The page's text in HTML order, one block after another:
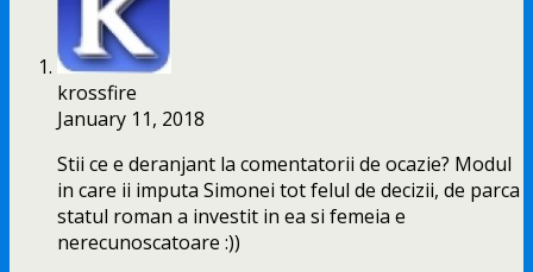
krossfire
January 11, 2018
Stii ce e deranjant la comentatorii de ocazie? Modul
in care ii imputa Simonei tot felul de decizii, de parca
statul roman a investit in ea si femeia e
nerecunoscatoare :))